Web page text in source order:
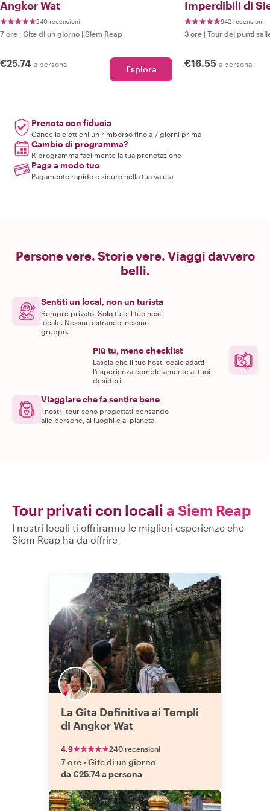
Angkor Wat
240 recensioni
7 ore | Gite di un giorno | Siem Reap
€25.74 a persona Esplora
Imperdibili di
942 recensioni
3 ore | Tour dei punti
€16.55 a persona
Prenota con fiducia
Cancella e ottieni un rimborso fino a 7 giorni prima
Cambio di programma?
Riprogramma facilmente la tua prenotazione
Paga a modo tuo
Pagamento rapido e sicuro nella tua valuta
Persone vere. Storie vere. Viaggi davvero
belli.
Sentiti un local, non un turista
Sempre privato. Solo tu e il tuo host
locale. Nessun estraneo, nessun
gruppo.
Più tu, meno checklist
Lascia che il tuo host locale adatti
l'esperienza completamente ai tuoi
desideri.
Viaggiare che fa sentire bene
I nostri tour sono progettati pensando
alle persone, ai luoghi e al pianeta.
Tour privati con locali a Siem Reap
I nostri locali ti offriranno le migliori esperienze che
Siem Reap ha da offrire
La Gita Definitiva ai Templi
di Angkor Wat
4.9 240 recensioni
7 ore•Gite di un giorno
da €25.74 a persona